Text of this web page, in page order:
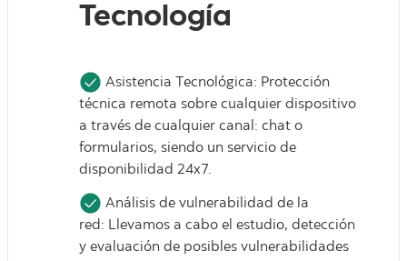
Tecnología
Asistencia Tecnológica: Protección
técnica remota sobre cualquier dispositivo
a través de cualquier canal: chat o
formularios, siendo un servicio de
disponibilidad 24x7.
Análisis de vulnerabilidad de la
red: Llevamos a cabo el estudio, detección
y evaluación de posibles vulnerabilidades